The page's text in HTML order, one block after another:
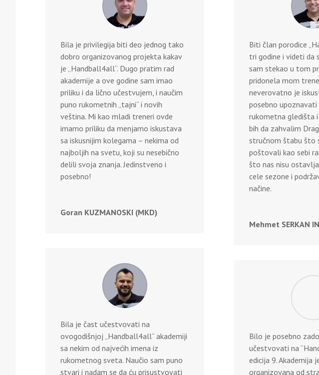
Bila je privilegija biti deo jednog tako
dobro organizovanog projekta kakav
je „Handball4all“. Dugo pratim rad
akademije a ove godine sam imao
priliku i da lično učestvujem, i naučim
puno rukometnih „tajni“ i novih
veština. Mi kao mladi treneri ovde
imamo priliku da menjamo iskustava
sa iskusnijim kolegama – nekima od
najboljih na svetu, koji su nesebično
delili svoja znanja. Jedinstveno i
posebno!
Goran KUZMANOSKI (MKD)
Bila je čast učestvovati na
ovogodišnjoj „Handball4all“ akademiji
sa nekim od najvećih imena iz
rukometnog sveta. Naučio sam puno
stvari i nadam se da ću prisustvovati
Biti član porodice
tri godine i videti da
sam stekao u tom
pridonela mom
neverovatno je
posebno
rukometna gledišta
bih da zahvalim
stručnom štabu što
poštovali kao sebi
što nas nisu
cele sezone i
načine.
Mehmet SERKAN
Bilo je posebno
učestvovati na
edicija 9. Akademija
organizovana od